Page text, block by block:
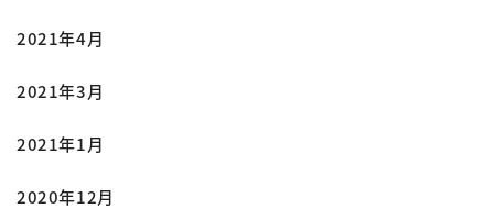
2021年4月
2021年3月
2021年1月
2020年12月